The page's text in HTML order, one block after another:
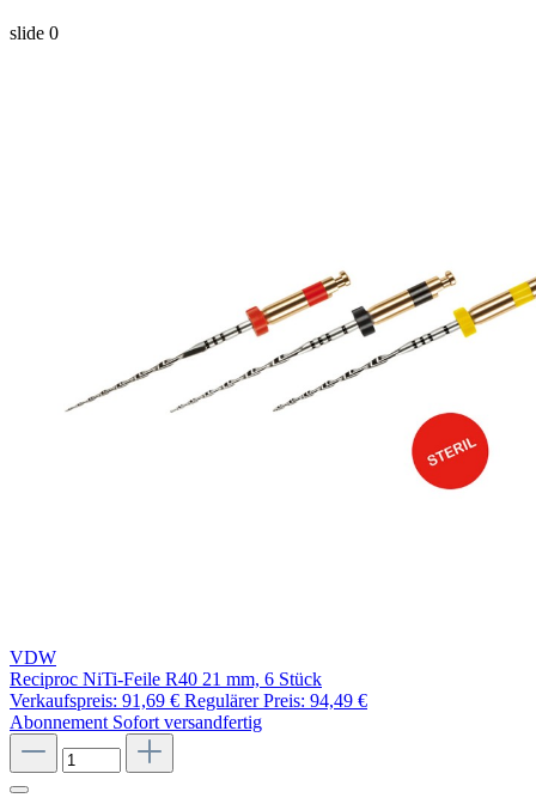
slide 0
VDW
Reciproc NiTi-Feile R40 21 mm, 6 Stück
Verkaufspreis: 91,69 € Regulärer Preis: 94,49 €
Abonnement Sofort versandfertig